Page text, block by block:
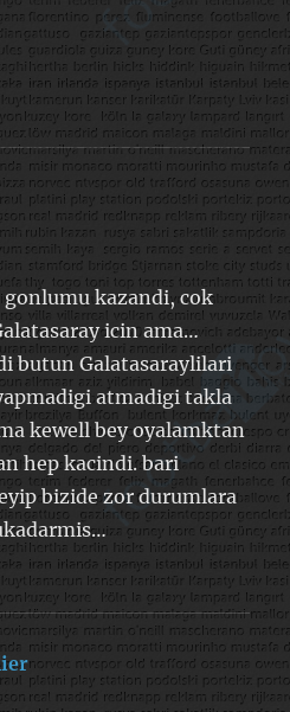
kazandi, cok
icin ama…
butun Galatasaraylilari
atmadigi takla
kewell bey oyalamktan
hep kacindi. bari
bizide zor durumlara
dedi
ki: